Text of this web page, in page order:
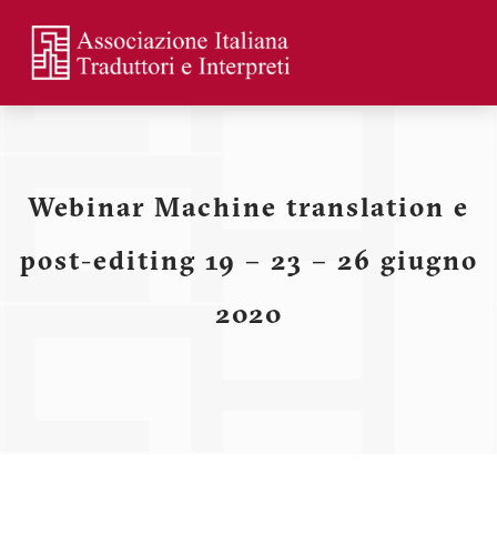
main
content
Menu
utente
Webinar Machine translation e
post-editing 19 – 23 – 26 giugno
2020